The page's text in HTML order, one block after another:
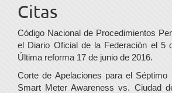
Citas
Código Nacional de Procedimientos
el Diario Oficial de la Federación el 5
Última reforma 17 de junio de 2016.
Corte de Apelaciones para el Séptimo
Smart Meter Awareness vs. Ciudad